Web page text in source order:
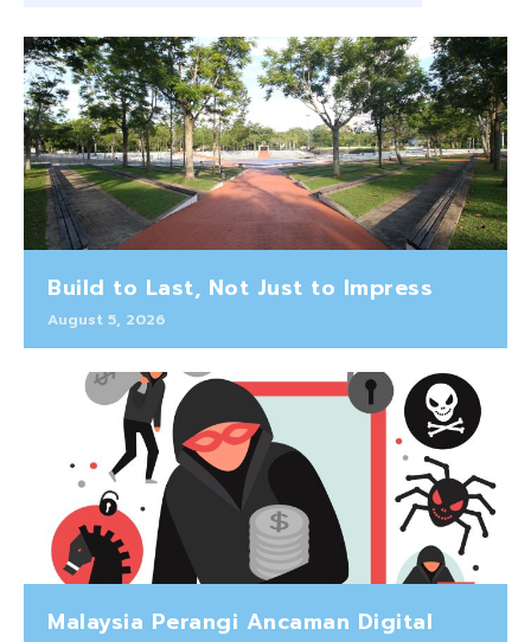
Build to Last, Not Just to Impress
August 5, 2026
Malaysia Perangi Ancaman Digital